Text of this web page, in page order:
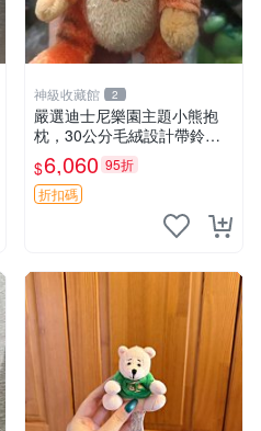
神級收藏館 2
嚴選迪士尼樂園主題小熊抱
枕，30公分毛絨設計帶鈴
鐺，萌趣可憐。 小熊抱枕 毛
絨 雙面
$6,060 95折
折扣碼